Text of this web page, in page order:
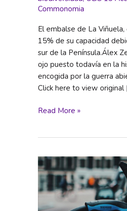
Commonomia
El embalse de La
15% de su capacidad
sur de la Península.Álex
ojo puesto todavía en la
encogida por la guerra
Click here to view original
Casi
la
población
mundial
es
“altamente
Read More »